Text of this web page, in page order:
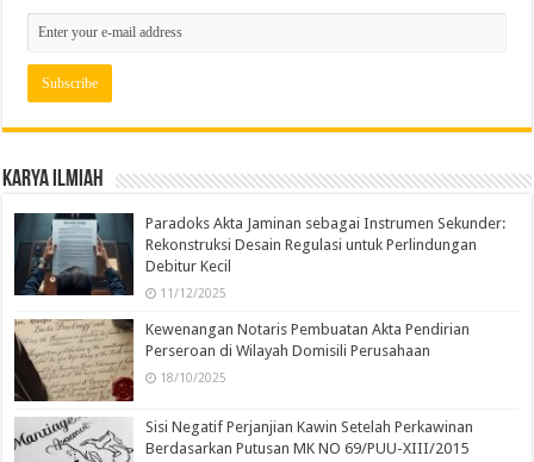
Karya Ilmiah
Paradoks Akta Jaminan sebagai Instrumen Sekunder:
Rekonstruksi Desain Regulasi untuk Perlindungan
Debitur Kecil
11/12/2025
Kewenangan Notaris Pembuatan Akta Pendirian
Perseroan di Wilayah Domisili Perusahaan
18/10/2025
Sisi Negatif Perjanjian Kawin Setelah Perkawinan
Berdasarkan Putusan MK NO 69/PUU-XIII/2015